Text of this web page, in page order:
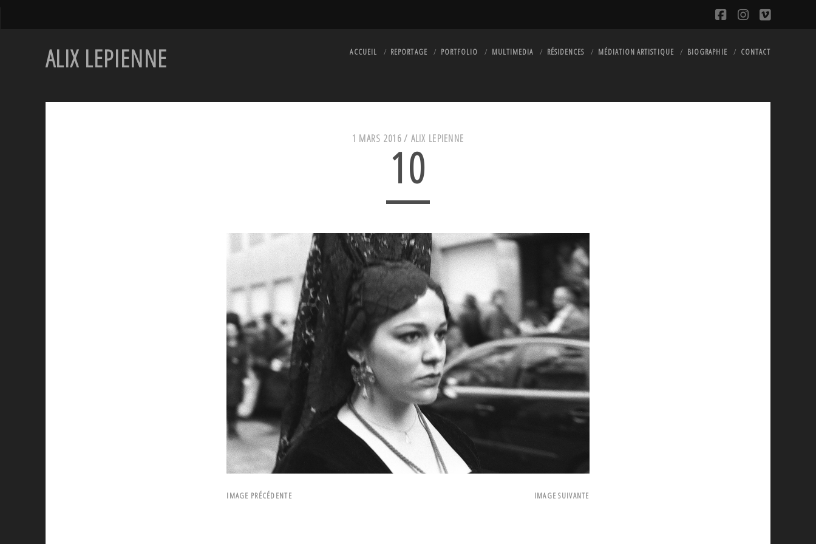
facebookinstagram
vimeo
ALIX LEPIENNE ACCUEIL REPORTAGE PORTFOLIO MULTIMEDIA RÉSIDENCES MÉDIATION ARTISTIQUE BIOGRAPHIE CONTACT
1 MARS 2016 / ALIX LEPIENNE
10
IMAGE PRÉCÉDENTE IMAGE SUIVANTE